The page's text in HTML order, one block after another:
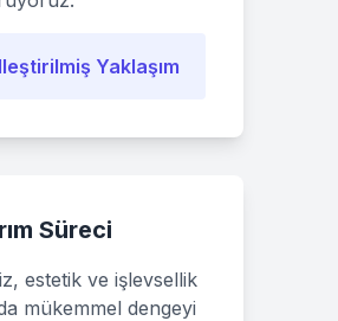
Yaklaşım
Süreci
estetik ve işlevsellik
mükemmel dengeyi